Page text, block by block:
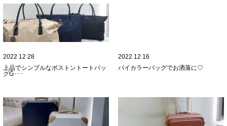
2022 12 28
上品でシンプルなボストントートバッ
グǴ･･･
2022 12 16
バイカラーバッグでお洒落に♡